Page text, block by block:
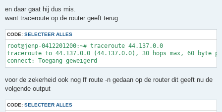
r
c
t
en daar gaat hij dus mis.
want traceroute op de router geeft terug
CODE: SELECTEER ALLES
root@jenp-0412201200:~# traceroute 44.137.0.0
traceroute to 44.137.0.0 (44.137.0.0), 30 hops max, 60 byte
voor de zekerheid ook nog ff route -n gedaan op de router dit geeft nu de
volgende output
CODE: SELECTEER ALLES